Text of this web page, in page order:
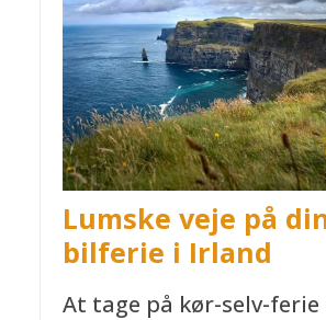
Lumske veje på
bilferie i Irland
At tage på kør-selv-